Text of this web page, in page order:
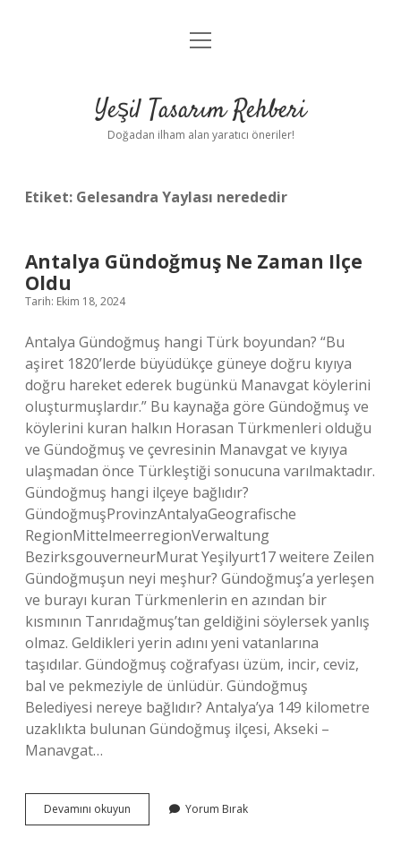
Anasayfa
Yasal Uyarı
menüyü
Yeşil Tasarım Rehberi
Doğadan ilham alan yaratıcı öneriler!
Etiket: Gelesandra Yaylası nerededir
Antalya Gündoğmuş Ne Zaman Ilçe
Oldu
Tarih: Ekim 18, 2024
Antalya Gündoğmuş hangi Türk boyundan? “Bu
aşiret 1820’lerde büyüdükçe güneye doğru kıyıya
doğru hareket ederek bugünkü Manavgat köylerini
oluşturmuşlardır.” Bu kaynağa göre Gündoğmuş ve
köylerini kuran halkın Horasan Türkmenleri olduğu
ve Gündoğmuş ve çevresinin Manavgat ve kıyıya
ulaşmadan önce Türkleştiği sonucuna varılmaktadır.
Gündoğmuş hangi ilçeye bağlıdır?
GündoğmuşProvinzAntalyaGeografische
RegionMittelmeerregionVerwaltung
BezirksgouverneurMurat Yeşilyurt17 weitere Zeilen
Gündoğmuşun neyi meşhur? Gündoğmuş’a yerleşen
ve burayı kuran Türkmenlerin en azından bir
kısmının Tanrıdağmuş’tan geldiğini söylersek yanlış
olmaz. Geldikleri yerin adını yeni vatanlarına
taşıdılar. Gündoğmuş coğrafyası üzüm, incir, ceviz,
bal ve pekmeziyle de ünlüdür. Gündoğmuş
Belediyesi nereye bağlıdır? Antalya’ya 149 kilometre
uzaklıkta bulunan Gündoğmuş ilçesi, Akseki –
Manavgat…
Devamını okuyun
Gündoğmuş
Yorum Bırak